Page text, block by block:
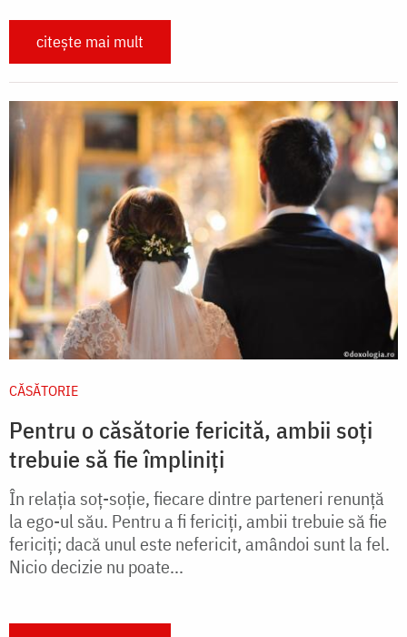
citește mai mult
CĂSĂTORIE
Pentru o căsătorie fericită, ambii soți
trebuie să fie împliniți
În relația soț-soție, fiecare dintre parteneri renunță
la ego-ul său. Pentru a fi fericiți, ambii trebuie să fie
fericiți; dacă unul este nefericit, amândoi sunt la fel.
Nicio decizie nu poate...